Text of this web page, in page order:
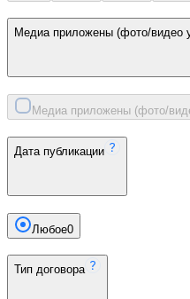
Медиа приложены (фото/видео
Медиа приложены (фото/
Дата публикации
Любое0
Тип договора